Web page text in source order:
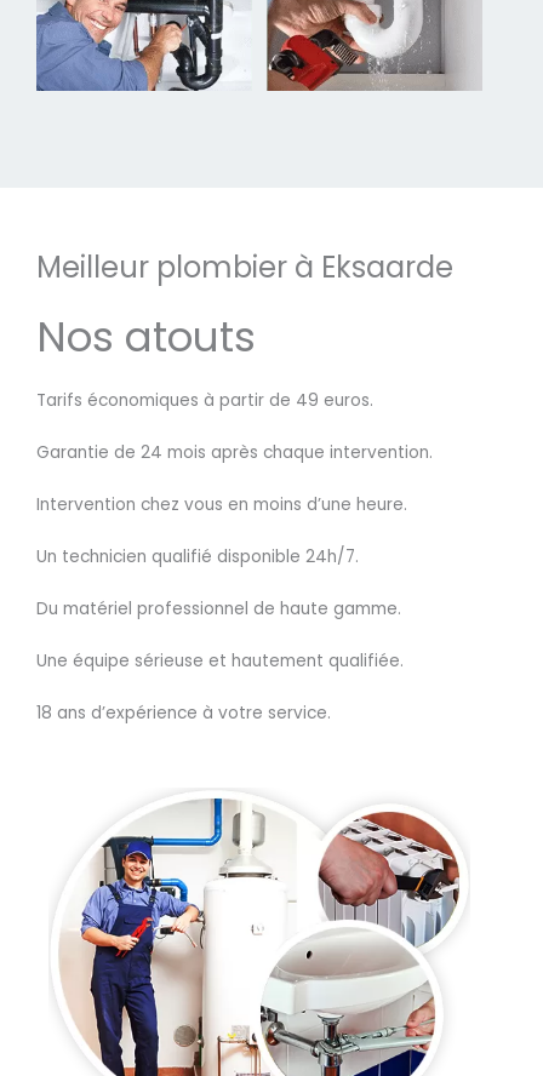
Meilleur plombier à Eksaarde
Nos atouts
Tarifs économiques à partir de 49 euros.
Garantie de 24 mois après chaque intervention.
Intervention chez vous en moins d’une heure.
Un technicien qualifié disponible 24h/7.
Du matériel professionnel de haute gamme.
Une équipe sérieuse et hautement qualifiée.
18 ans d’expérience à votre service.